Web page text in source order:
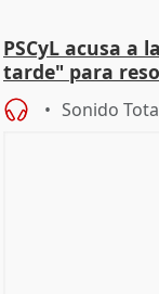
PSCyL acusa a
tarde" para
Sonido